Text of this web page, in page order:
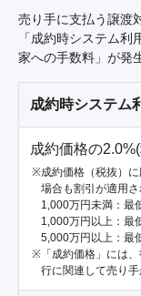
売り手に支払う譲渡
「成約時システム
家への手数料」が発
成約時システム
成約価格の
成約価格（税抜）
場合も割引が適用さ
1,000万円未満：最
1,000万円以上：最
5,000万円以上：最
「成約価格」には
行に関連して売り